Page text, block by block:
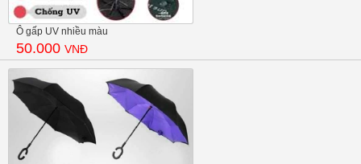
Ô gấp UV nhiều màu
50.000 VNĐ